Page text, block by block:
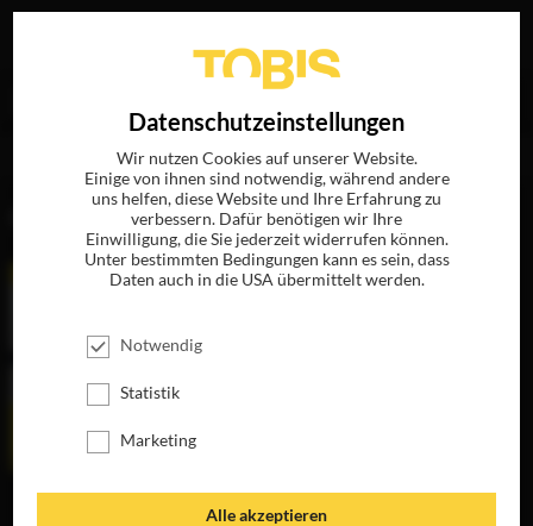
„Christopher Blauvelt“
THE BLING RING
Datenschutzeinstellungen
Wir nutzen Cookies auf unserer Website.
Einige von ihnen sind notwendig, während andere
uns helfen, diese Website und Ihre Erfahrung zu
verbessern. Dafür benötigen wir Ihre
Einwilligung, die Sie jederzeit widerrufen können.
Unter bestimmten Bedingungen kann es sein, dass
Daten auch in die USA übermittelt werden.
Notwendig
Statistik
Marketing
Alle akzeptieren